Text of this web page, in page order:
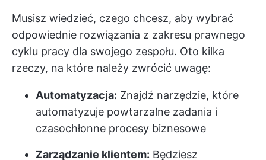
Musisz wiedzieć, czego chcesz, aby wybrać
odpowiednie rozwiązania z zakresu prawnego
cyklu pracy dla swojego zespołu. Oto kilka
rzeczy, na które należy zwrócić uwagę:
Automatyzacja: Znajdź narzędzie, które
automatyzuje powtarzalne zadania i
czasochłonne procesy biznesowe
Zarządzanie klientem: Będziesz